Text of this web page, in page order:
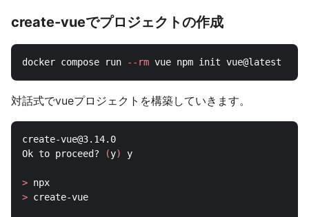
create-vueでプロジェクトの作成
docker compose run --rm
対話式でvueプロジェクトを構築していきます。
create-vue@3.14.0
Ok to proceed?
(y) y
>
> create-vue